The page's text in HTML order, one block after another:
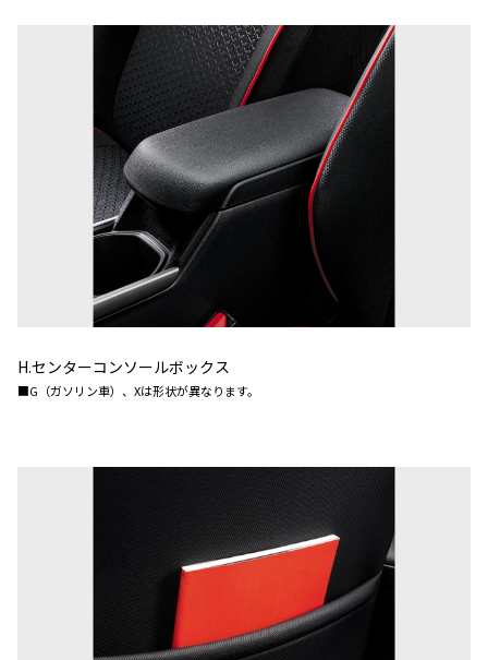
H.センターコンソールボックス
■G（ガソリン車）、Xは形状が異なります。